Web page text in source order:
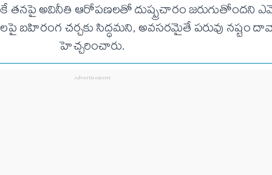
తనపై అవినీతి ఆరోపణలతో దుష్ప్రచారం జరుగుతోందని
బహిరంగ చర్చకు సిద్ధమని, అవసరమైతే పరువు నష్టం
హెచ్చరించారు.